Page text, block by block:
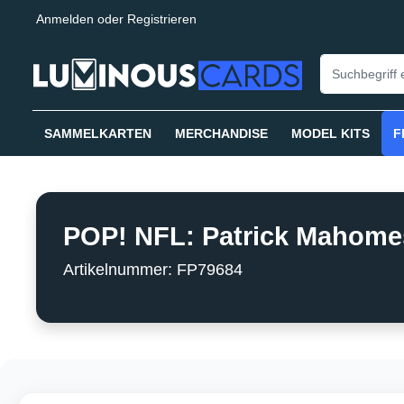
Zur Hauptnavigation springen
Anmelden oder Registrieren
SAMMELKARTEN MERCHANDISE MODEL KITS
POP! NFL: Patrick
Artikelnummer: FP79684